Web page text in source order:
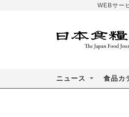
WEBサー
ニュース 食品カ